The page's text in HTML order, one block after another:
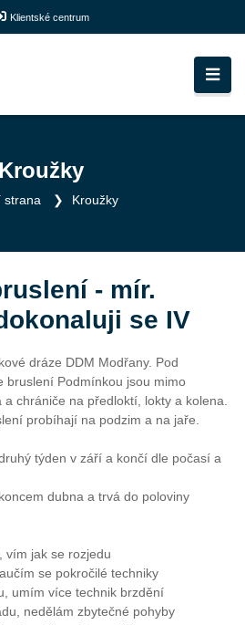
Klientské centrum
Kroužky
strana Kroužky
- mír.
se IV
dráze DDM Modřany. Pod
bruslení Podmínkou jsou mimo
chrániče na předloktí, lokty a kolena.
probíhají na podzim a na jaře.
týden v září a končí dle počasí a
dubna a trvá do poloviny
vím jak se rozjedu
se pokročilé techniky
umím více technik brzdění
nedělám zbytečné pohyby